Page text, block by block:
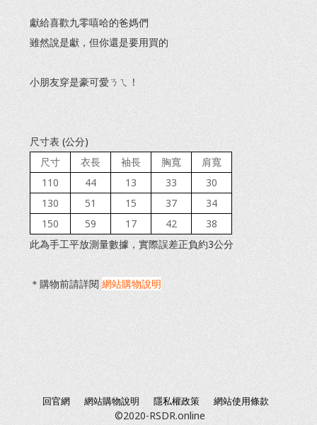
獻給喜歡九零嘻哈的爸媽們
雖然說是獻，但你還是要用買的
小朋友穿是豪可愛ㄋㄟ！
尺寸表 (公分)
尺寸
衣長 袖長 胸寬
肩寬
110
44 13 33
30
130
51 15 37
34
150
59 17 42
38
此為手工平放測量數據，實際誤差正負約3公分
＊購物前請詳閱 網站購物說明
回官網 網站購物說明 隱私權政策 網站使用條款
©2020-RSDR.online